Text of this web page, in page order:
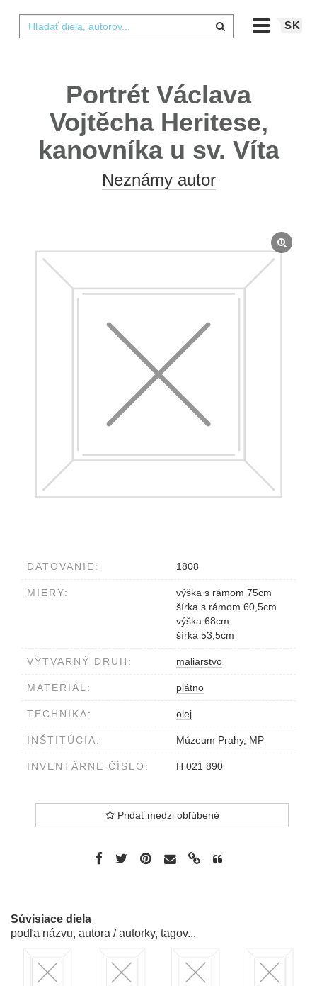
SK
Portrét Václava
Vojtěcha Heritese,
kanovníka u sv. Víta
Neznámy autor
DATOVANIE: 1808
MIERY:
výška s rámom 75cm
šírka s rámom 60,5cm
výška 68cm
šírka 53,5cm
VÝTVARNÝ DRUH: maliarstvo
MATERIÁL: plátno
TECHNIKA: olej
INŠTITÚCIA: Múzeum Prahy, MP
INVENTÁRNE ČÍSLO: H 021 890
Pridať medzi obľúbené
Súvisiace diela
podľa názvu, autora / autorky, tagov...